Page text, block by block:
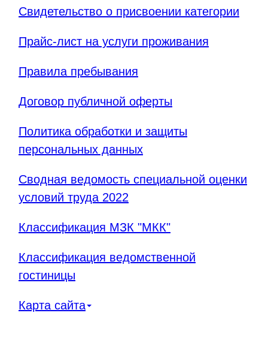
Свидетельство о присвоении категории
Прайс-лист на услуги проживания
Правила пребывания
Договор публичной оферты
Политика обработки и защиты
персональных данных
Сводная ведомость специальной оценки
условий труда 2022
Классификация МЗК "МКК"
Классификация ведомственной
гостиницы
Карта сайта